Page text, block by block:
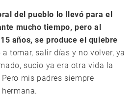
del pueblo lo llevó para el
mucho tiempo, pero al
años, se produce el quiebre
a tomar, salir días y no volver, ya
sucio ya era otra vida la
mis padres siempre